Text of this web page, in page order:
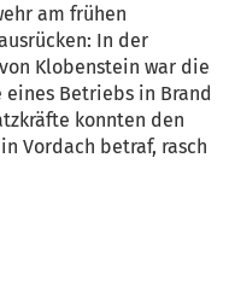
am frühen
In der
Klobenstein war die
Betriebs in Brand
konnten den
Vordach betraf, rasch